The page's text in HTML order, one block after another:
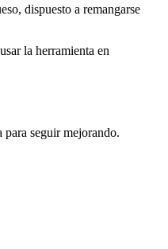
dispuesto a remangarse
la herramienta en
seguir mejorando.